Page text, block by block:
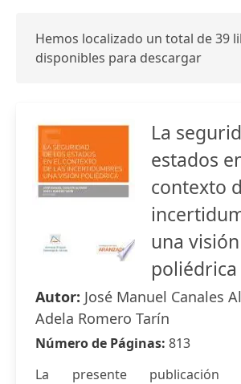
Hemos localizado un total de 39
disponibles para descargar
La
estados
contexto
una visión
poliédrica
Autor: José Manuel Canales
Adela Romero Tarín
Número de Páginas: 813
La presente publicación